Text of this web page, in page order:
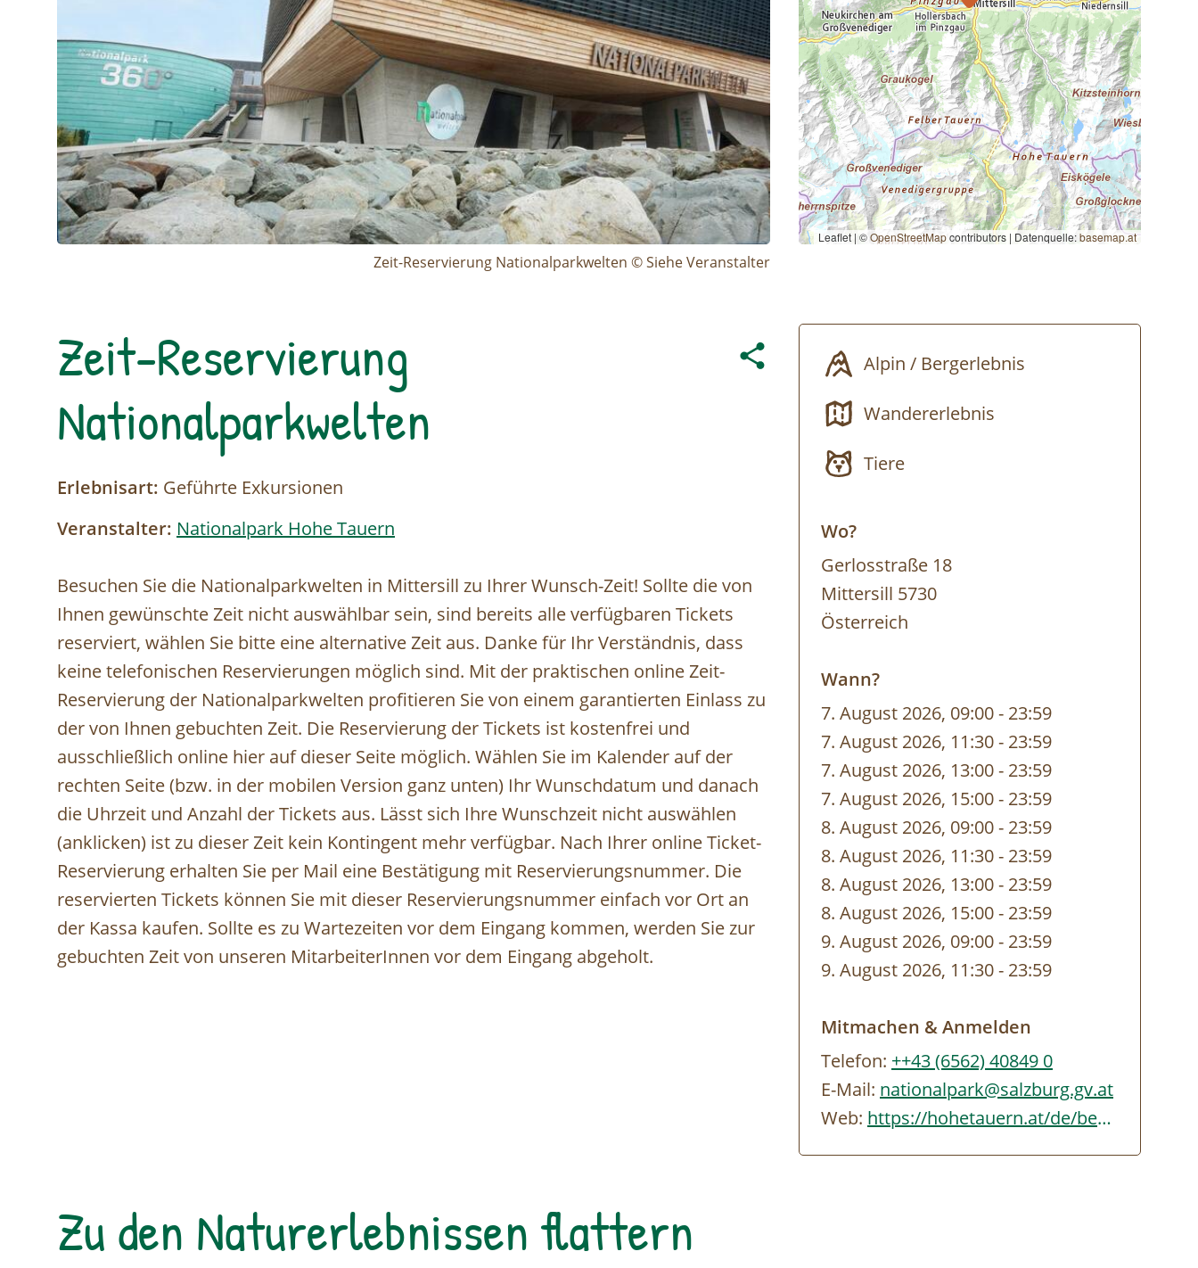
Zeit-Reservierung Nationalparkwelten © Siehe Veranstalter
Leaflet | ©OpenStreetMapcontributors | Datenquelle:basemap.at
Zeit-Reservierung
Nationalparkwelten
Erlebnisart: Geführte Exkursionen
Veranstalter: Nationalpark Hohe Tauern
Besuchen Sie die Nationalparkwelten in Mittersill zu Ihrer Wunsch-Zeit! Sollte die von
Ihnen gewünschte Zeit nicht auswählbar sein, sind bereits alle verfügbaren Tickets
reserviert, wählen Sie bitte eine alternative Zeit aus. Danke für Ihr Verständnis, dass
keine telefonischen Reservierungen möglich sind. Mit der praktischen online Zeit-
Reservierung der Nationalparkwelten profitieren Sie von einem garantierten Einlass zu
der von Ihnen gebuchten Zeit. Die Reservierung der Tickets ist kostenfrei und
ausschließlich online hier auf dieser Seite möglich. Wählen Sie im Kalender auf der
rechten Seite (bzw. in der mobilen Version ganz unten) Ihr Wunschdatum und danach
die Uhrzeit und Anzahl der Tickets aus. Lässt sich Ihre Wunschzeit nicht auswählen
(anklicken) ist zu dieser Zeit kein Kontingent mehr verfügbar. Nach Ihrer online Ticket-
Reservierung erhalten Sie per Mail eine Bestätigung mit Reservierungsnummer. Die
reservierten Tickets können Sie mit dieser Reservierungsnummer einfach vor Ort an
der Kassa kaufen. Sollte es zu Wartezeiten vor dem Eingang kommen, werden Sie zur
gebuchten Zeit von unseren MitarbeiterInnen vor dem Eingang abgeholt.
Alpin / Bergerlebnis
Wandererlebnis
Tiere
Wo?
Gerlosstraße 18
Mittersill 5730
Österreich
Wann?
7. August 2026, 09:00- bis
23:59
7. August 2026, 11:30- bis
23:59
7. August 2026, 13:00- bis
23:59
7. August 2026, 15:00- bis
23:59
8. August 2026, 09:00- bis
23:59
8. August 2026, 11:30- bis
23:59
8. August 2026, 13:00- bis
23:59
8. August 2026, 15:00- bis
23:59
9. August 2026, 09:00- bis
23:59
9. August 2026, 11:30- bis
23:59
Mitmachen & Anmelden
Telefon: ++43 (6562) 40849 0
E-Mail: nationalpark@salzburg.gv.at
Web:
https://hohetauern.at/de/besuchen/tourenangebote.html#/erlebnisse/SBG/CD837A88-…
Zu den Naturerlebnissen flattern